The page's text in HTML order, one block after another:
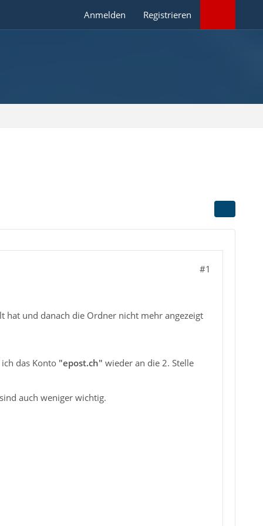
Anmelden Registrieren
#1
hat und danach die Ordner nicht mehr angezeigt
das Konto "epost.ch" wieder an die 2. Stelle
auch weniger wichtig.